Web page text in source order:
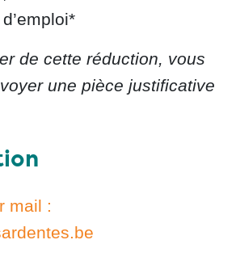
de cette réduction, vous
une pièce justificative
mail :